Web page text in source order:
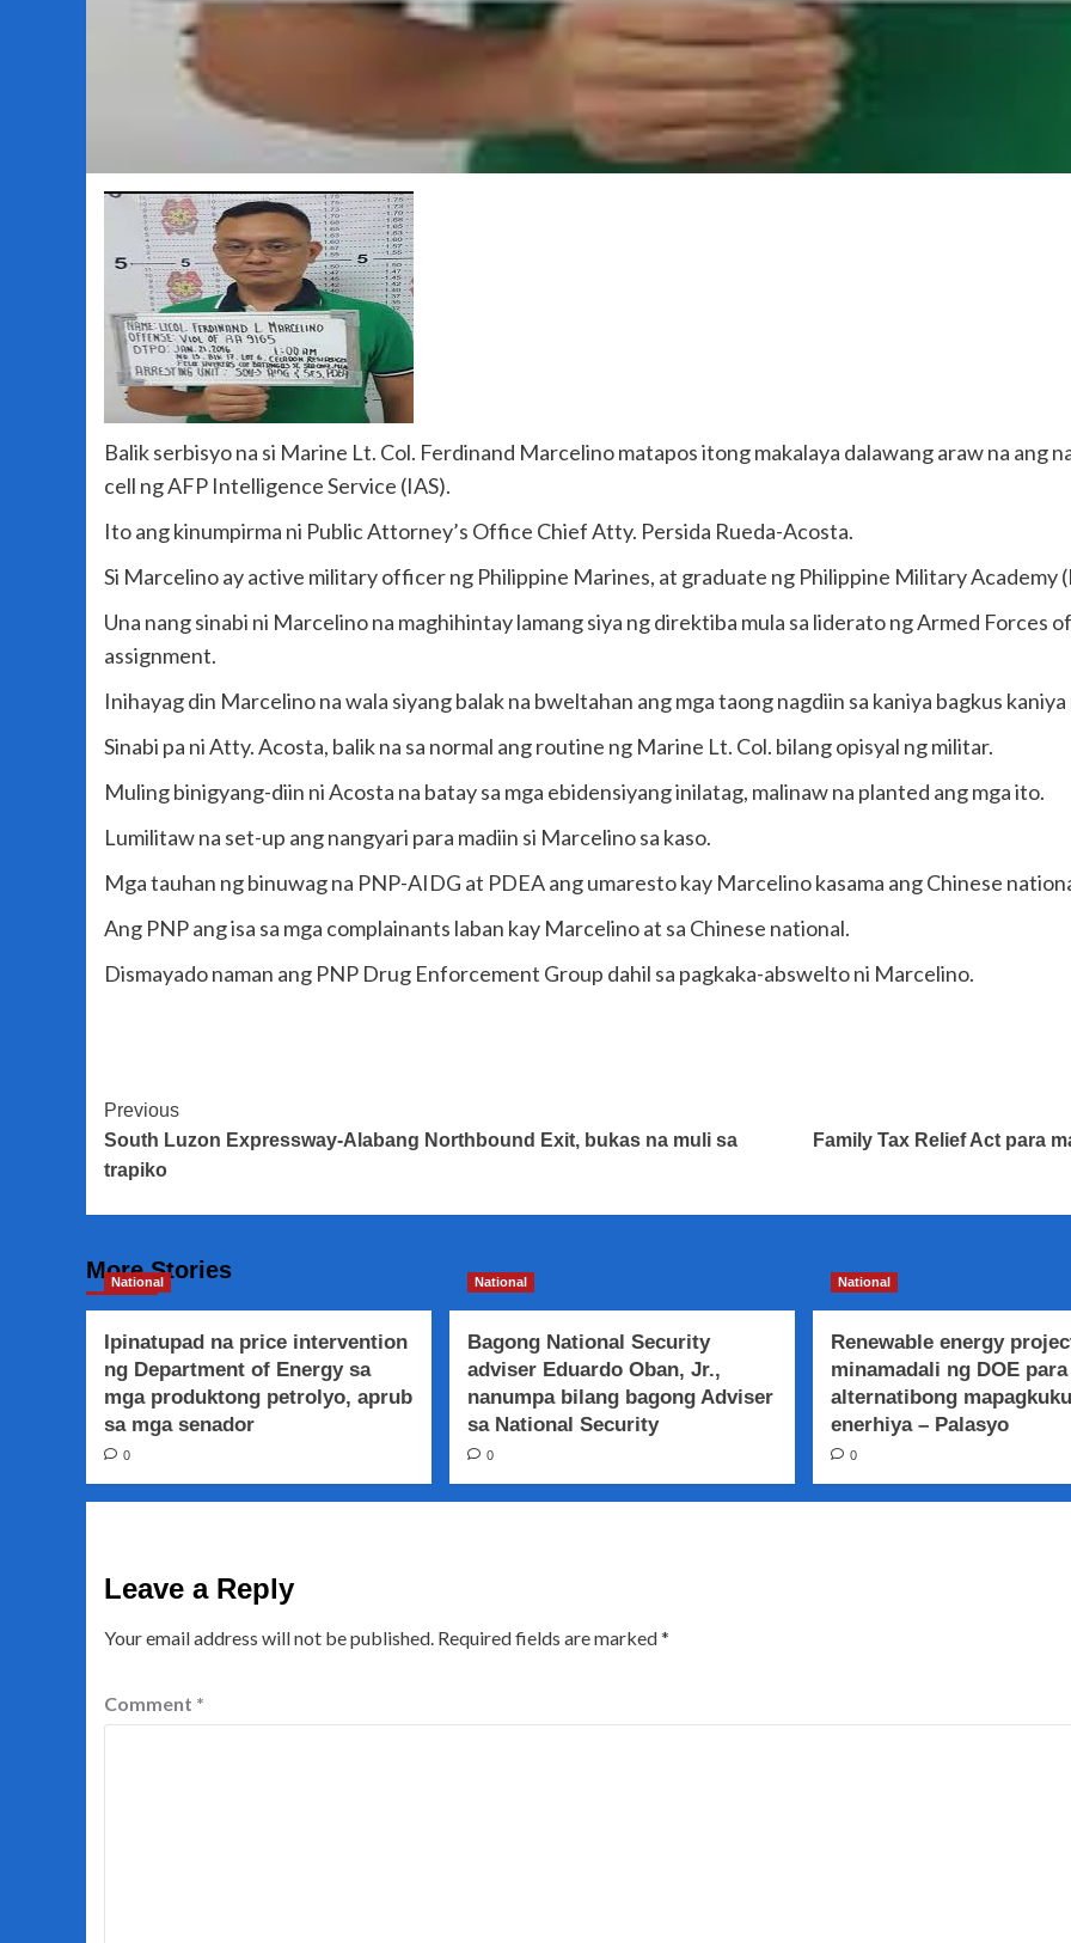
Balik serbisyo na si Marine Lt. Col. Ferdinand Marcelino matapos itong makalaya dalawang araw na ang
cell ng AFP Intelligence Service (IAS).
Ito ang kinumpirma ni Public Attorney’s Office Chief Atty. Persida Rueda-Acosta.
Si Marcelino ay active military officer ng Philippine Marines, at graduate ng Philippine Military Academy
Una nang sinabi ni Marcelino na maghihintay lamang siya ng direktiba mula sa liderato ng Armed Forces
assignment.
Inihayag din Marcelino na wala siyang balak na bweltahan ang mga taong nagdiin sa kaniya bagkus
Sinabi pa ni Atty. Acosta, balik na sa normal ang routine ng Marine Lt. Col. bilang opisyal ng militar.
Muling binigyang-diin ni Acosta na batay sa mga ebidensiyang inilatag, malinaw na planted ang mga ito.
Lumilitaw na set-up ang nangyari para madiin si Marcelino sa kaso.
Mga tauhan ng binuwag na PNP-AIDG at PDEA ang umaresto kay Marcelino kasama ang Chinese
Ang PNP ang isa sa mga complainants laban kay Marcelino at sa Chinese national.
Dismayado naman ang PNP Drug Enforcement Group dahil sa pagkaka-abswelto ni Marcelino.
Post
Navigation
Previous
South Luzon Expressway-Alabang Northbound Exit, bukas na muli sa
trapiko
Family Tax Relief Act para
More Stories
National
Ipinatupad na price intervention
ng Department of Energy sa
mga produktong petrolyo, aprub
sa mga senador
0
National
Bagong National Security
adviser Eduardo Oban, Jr.,
nanumpa bilang bagong Adviser
sa National Security
0
National
Renewable energy
minamadali ng DOE para
alternatibong
enerhiya – Palasyo
0
Leave a Reply
Your email address will not be published. Required fields are marked*
Comment *